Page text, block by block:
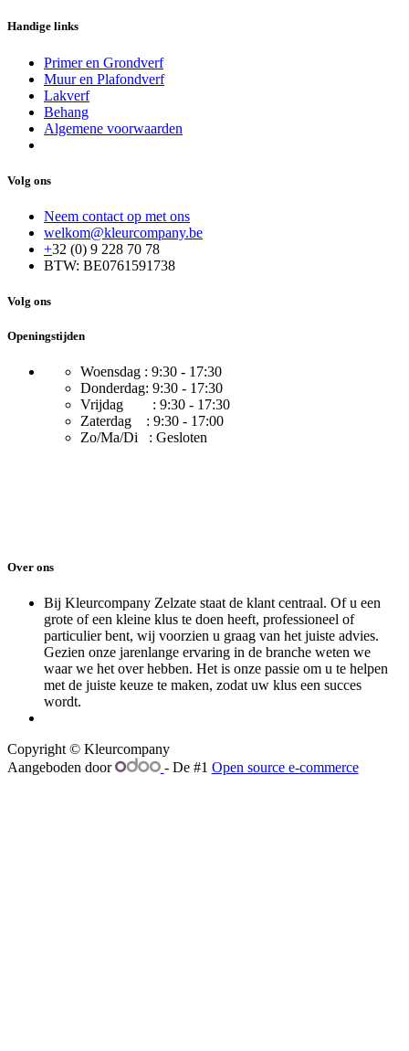
Handige links
Primer en Grondverf
Muur en Plafondverf
Lakverf
Behang
Algemene voorwaarden
Volg ons
Neem contact op met ons
welkom@kleurcompany.be
+32 (0) 9 228 70 78
BTW: BE0761591738
Volg ons
Openingstijden
Woensdag : 9:30 - 17:30
Donderdag: 9:30 - 17:30
Vrijdag : 9:30 - 17:30
Zaterdag : 9:30 - 17:00
Zo/Ma/Di : Gesloten
Over ons
Bij Kleurcompany Zelzate staat de klant centraal. Of u een
grote of een kleine klus te doen heeft, professioneel of
particulier bent, wij voorzien u graag van het juiste advies.
Gezien onze jarenlange ervaring in de branche weten we
waar we het over hebben. Het is onze passie om u te helpen
met de juiste keuze te maken, zodat uw klus een succes
wordt.
Copyright © Kleurcompany
Aangeboden door
- De #1 Open source e-commerce